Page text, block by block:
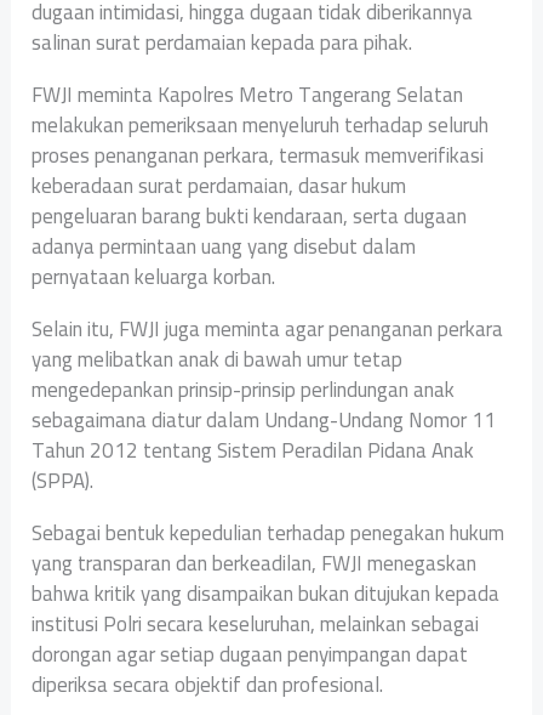
dugaan intimidasi, hingga dugaan tidak diberikannya
salinan surat perdamaian kepada para pihak.
FWJI meminta Kapolres Metro Tangerang Selatan
melakukan pemeriksaan menyeluruh terhadap seluruh
proses penanganan perkara, termasuk memverifikasi
keberadaan surat perdamaian, dasar hukum
pengeluaran barang bukti kendaraan, serta dugaan
adanya permintaan uang yang disebut dalam
pernyataan keluarga korban.
Selain itu, FWJI juga meminta agar penanganan perkara
yang melibatkan anak di bawah umur tetap
mengedepankan prinsip-prinsip perlindungan anak
sebagaimana diatur dalam Undang-Undang Nomor 11
Tahun 2012 tentang Sistem Peradilan Pidana Anak
(SPPA).
Sebagai bentuk kepedulian terhadap penegakan hukum
yang transparan dan berkeadilan, FWJI menegaskan
bahwa kritik yang disampaikan bukan ditujukan kepada
institusi Polri secara keseluruhan, melainkan sebagai
dorongan agar setiap dugaan penyimpangan dapat
diperiksa secara objektif dan profesional.